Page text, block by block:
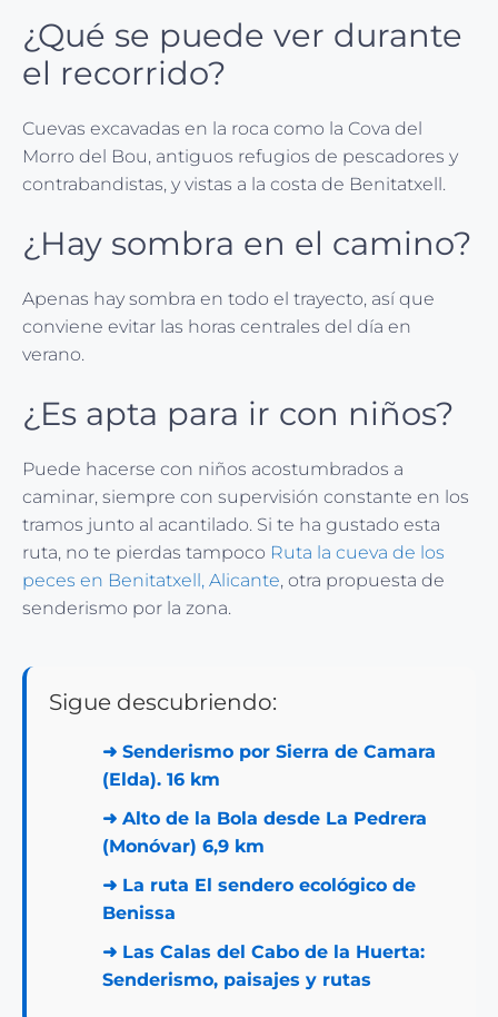
¿Qué se puede ver durante
el recorrido?
Cuevas excavadas en la roca como la Cova del
Morro del Bou, antiguos refugios de pescadores y
contrabandistas, y vistas a la costa de Benitatxell.
¿Hay sombra en el camino?
Apenas hay sombra en todo el trayecto, así que
conviene evitar las horas centrales del día en
verano.
¿Es apta para ir con niños?
Puede hacerse con niños acostumbrados a
caminar, siempre con supervisión constante en los
tramos junto al acantilado. Si te ha gustado esta
ruta, no te pierdas tampoco Ruta la cueva de los
peces en Benitatxell, Alicante, otra propuesta de
senderismo por la zona.
Sigue descubriendo:
➜ Senderismo por Sierra de Camara
(Elda). 16 km
➜ Alto de la Bola desde La Pedrera
(Monóvar) 6,9 km
➜ La ruta El sendero ecológico de
Benissa
➜ Las Calas del Cabo de la Huerta:
Senderismo, paisajes y rutas